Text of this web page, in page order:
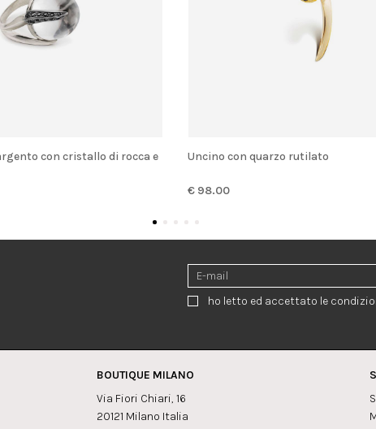
Uncino con quarzo rutilato
€ 98.00
ho letto ed accettato le
BOUTIQUE MILANO
Via Fiori Chiari, 16
20121 Milano Italia